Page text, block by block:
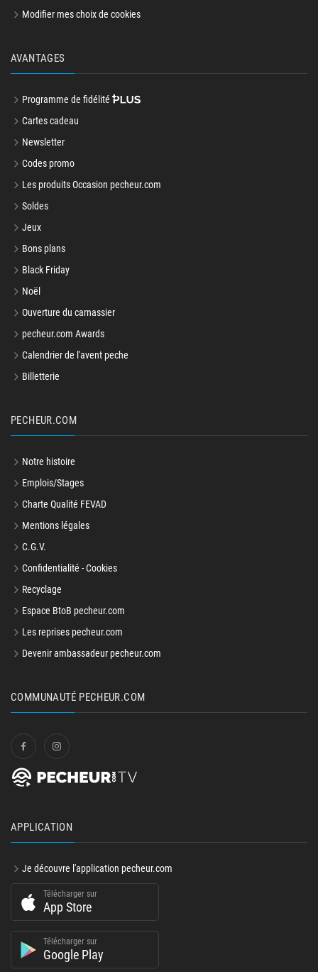
Modifier mes choix de cookies
AVANTAGES
Programme de fidélité
Cartes cadeau
Newsletter
Codes promo
Les produits Occasion pecheur.com
Soldes
Jeux
Bons plans
Black Friday
Noël
Ouverture du carnassier
pecheur.com Awards
Calendrier de l'avent peche
Billetterie
PECHEUR.COM
Notre histoire
Emplois/Stages
Charte Qualité FEVAD
Mentions légales
C.G.V.
Confidentialité - Cookies
Recyclage
Espace BtoB pecheur.com
Les reprises pecheur.com
Devenir ambassadeur pecheur.com
COMMUNAUTÉ PECHEUR.COM
APPLICATION
Je découvre l'application pecheur.com
Télécharger sur
App Store
Télécharger sur
Google Play